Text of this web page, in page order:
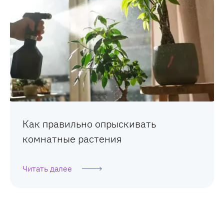
Как правильно опрыскивать
комнатные растения
Читать далее